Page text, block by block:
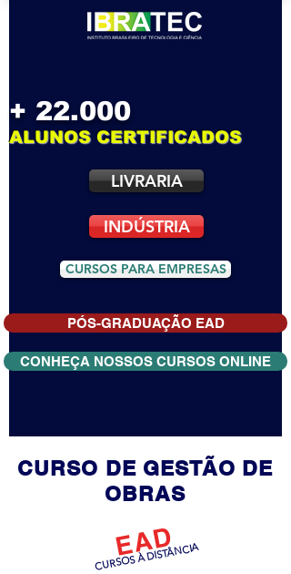
+ 22.000
ALUNOS CERTIFICADOS
LIVRARIA
INDÚSTRIA
CURSOS PARA EMPRESAS
PÓS-GRADUAÇÃO EAD
CONHEÇA NOSSOS CURSOS ONLINE
CURSO DE GESTÃO DE
OBRAS
EAD
CURSOS À DISTÂNCIA